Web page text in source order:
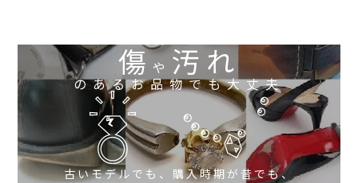
傷や 汚れ
のあるお品物でも大丈夫
古いモデルでも、購入時期が昔でも、